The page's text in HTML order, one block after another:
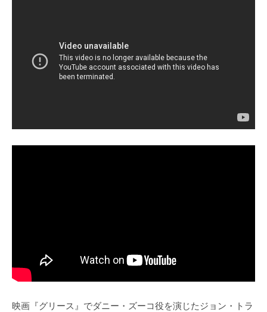
映画『グリース』でダニー・ズーコ役を演じたジョン・トラ